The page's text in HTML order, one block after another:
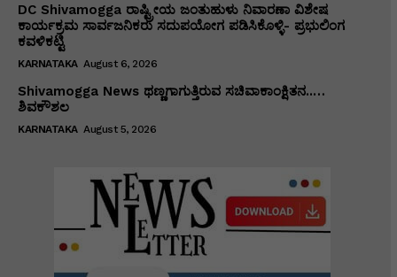
DC Shivamogga ರಾಷ್ಟ್ರೀಯ ಜಂತುಹುಳು ನಿವಾರಣಾ ವಿಶೇಷ
ಕಾರ್ಯಕ್ರಮ ಸಾರ್ವಜನಿಕರು ಸದುಪಯೋಗ ಪಡಿಸಿಕೊಳ್ಳಿ- ಪ್ರಭುಲಿಂಗ
ಕವಳಿಕಟ್ಟಿ
KARNATAKA August 6, 2026
Shivamogga News ಥಣ್ಣಗಾಗುತ್ತಿರುವ ಸಚಿವಾಕಾಂಕ್ಷಿತನ..…
ಶಿವಕೌಶಲ
KARNATAKA August 5, 2026